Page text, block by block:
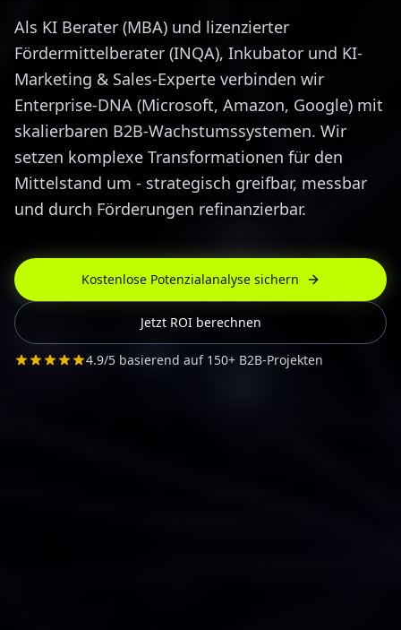
Als KI Berater (MBA) und lizenzierter
Fördermittelberater (INQA), Inkubator und KI-
Marketing & Sales-Experte verbinden wir
Enterprise-DNA (Microsoft, Amazon, Google) mit
skalierbaren B2B-Wachstumssystemen. Wir
setzen komplexe Transformationen für den
Mittelstand um - strategisch greifbar, messbar
und durch Förderungen refinanzierbar.
Kostenlose Potenzialanalyse sichern
Jetzt ROI berechnen
4.9/5 basierend auf 150+ B2B-Projekten